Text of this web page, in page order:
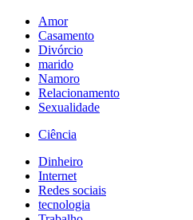
Amor
Casamento
Divórcio
marido
Namoro
Relacionamento
Sexualidade
Ciência
Dinheiro
Internet
Redes sociais
tecnologia